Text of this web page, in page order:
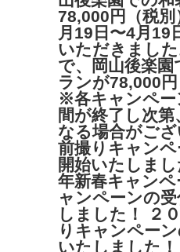
78,000円（税
月19日〜4月19
いただきまし
で、岡山後楽
ランが78,000円
※各キャンペー
間が終了し次
なる場合がご
前撮りキャン
開始いたしま
年新春キャン
ャンペーンの
しました！ ２
りキャンペー
いたしました